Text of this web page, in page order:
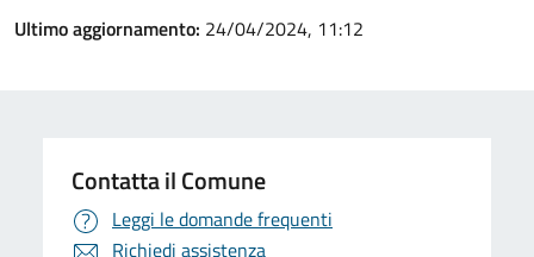
Ultimo aggiornamento: 24/04/2024, 11:12
Contatta il Comune
Leggi le domande frequenti
Richiedi assistenza